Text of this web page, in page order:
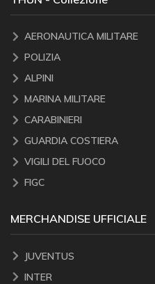
AERONAUTICA MILITARE
POLIZIA
ALPINI
MARINA MILITARE
CARABINIERI
GUARDIA COSTIERA
VIGILI DEL FUOCO
FIGC
MERCHANDISE UFFICIALE
JUVENTUS
INTER